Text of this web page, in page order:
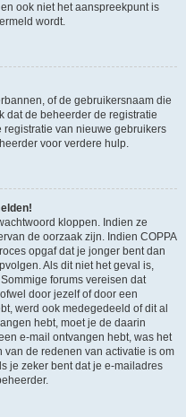
ook niet het aanspreekpunt is
wordt.
of de gebruikersnaam die
dat de beheerder de registratie
van nieuwe gebruikers
voor verdere hulp.
kloppen. Indien ze
de oorzaak zijn. Indien COPPA
opgaf dat je jonger bent dan
Als dit niet het geval is,
forums vereisen dat
door jezelf of door een
werd ook medegedeeld of dit al
hebt, moet je de daarin
e-mail ontvangen hebt, was het
de redenen van activatie is om
je zeker bent dat je e-mailadres